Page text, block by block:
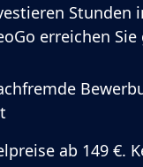
Stunden
erreichen
ab 149 €.